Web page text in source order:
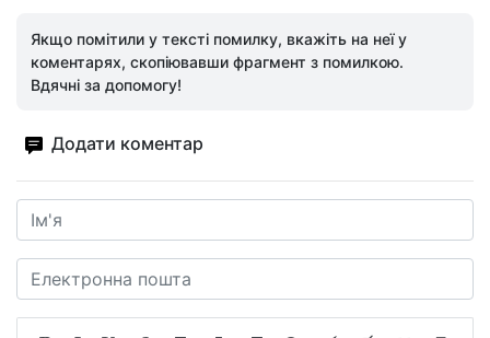
Якщо помітили у тексті помилку, вкажіть на неї у
коментарях, скопіювавши фрагмент з помилкою.
Вдячні за допомогу!
Додати коментар